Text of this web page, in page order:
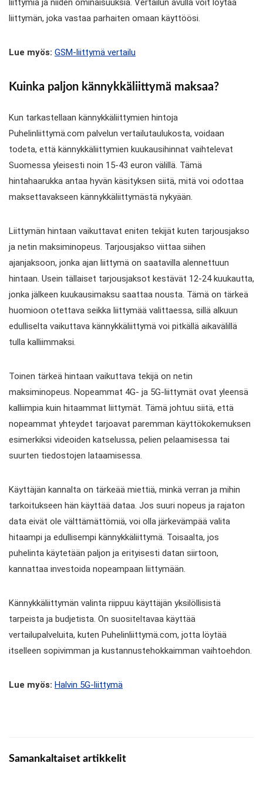
liittymän, joka vastaa parhaiten omaan käyttöösi.
Lue myös: GSM-liittymä vertailu
Kuinka paljon kännykkäliittymä maksaa?
Kun tarkastellaan kännykkäliittymien hintoja
Puhelinliittymä.com palvelun vertailutaulukosta, voidaan
todeta, että kännykkäliittymien kuukausihinnat vaihtelevat
Suomessa yleisesti noin 15-43 euron välillä. Tämä
hintahaarukka antaa hyvän käsityksen siitä, mitä voi odottaa
maksettavakseen kännykkäliittymästä nykyään.
Liittymän hintaan vaikuttavat eniten tekijät kuten tarjousjakso
ja netin maksiminopeus. Tarjousjakso viittaa siihen
ajanjaksoon, jonka ajan liittymä on saatavilla alennettuun
hintaan. Usein tällaiset tarjousjaksot kestävät 12-24 kuukautta,
jonka jälkeen kuukausimaksu saattaa nousta. Tämä on tärkeä
huomioon otettava seikka liittymää valittaessa, sillä alkuun
edulliselta vaikuttava kännykkäliittymä voi pitkällä aikavälillä
tulla kalliimmaksi.
Toinen tärkeä hintaan vaikuttava tekijä on netin
maksiminopeus. Nopeammat 4G- ja 5G-liittymät ovat yleensä
kalliimpia kuin hitaammat liittymät. Tämä johtuu siitä, että
nopeammat yhteydet tarjoavat paremman käyttökokemuksen
esimerkiksi videoiden katselussa, pelien pelaamisessa tai
suurten tiedostojen lataamisessa.
Käyttäjän kannalta on tärkeää miettiä, minkä verran ja mihin
tarkoitukseen hän käyttää dataa. Jos suuri nopeus ja rajaton
data eivät ole välttämättömiä, voi olla järkevämpää valita
hitaampi ja edullisempi kännykkäliittymä. Toisaalta, jos
puhelinta käytetään paljon ja erityisesti datan siirtoon,
kannattaa investoida nopeampaan liittymään.
Kännykkäliittymän valinta riippuu käyttäjän yksilöllisistä
tarpeista ja budjetista. On suositeltavaa käyttää
vertailupalveluita, kuten Puhelinliittymä.com, jotta löytää
itselleen sopivimman ja kustannustehokkaimman vaihtoehdon.
Lue myös: Halvin 5G-liittymä
Samankaltaiset artikkelit